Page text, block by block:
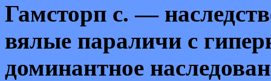
Гамсторп с. —
вялые параличи с
доминантное